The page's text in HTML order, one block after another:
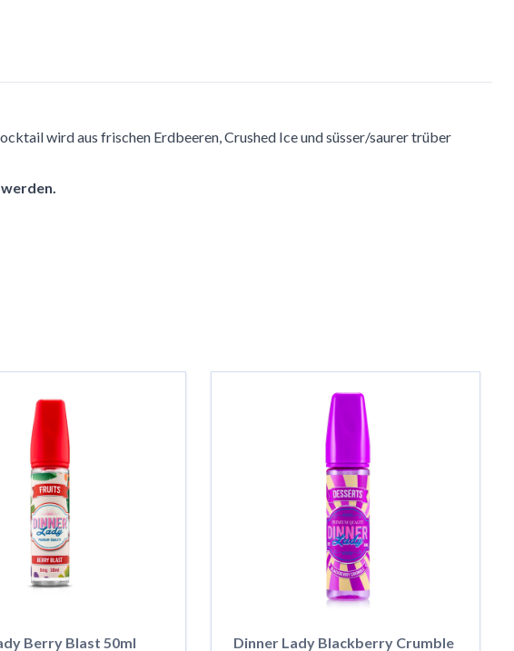
wird aus frischen Erdbeeren, Crushed Ice und süsser/saurer trüber
Berry Blast 50ml
Dinner Lady Blackberry Crumble